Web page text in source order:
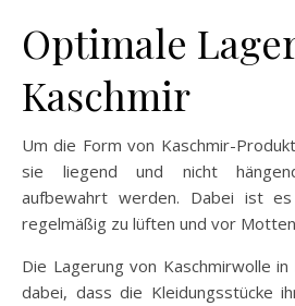
Optimale
Kaschmir
Um die Form von Kaschmir-
sie liegend und nicht
aufbewahrt werden. Dabei ist
regelmäßig zu lüften und vor
Die Lagerung von Kaschmirwolle
dabei, dass die Kleidungsstücke